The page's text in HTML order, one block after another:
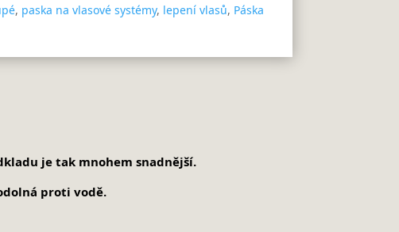
, paska na vlasové systémy, lepení vlasů, Páska
je tak mnohem snadnější.
dolná proti vodě.